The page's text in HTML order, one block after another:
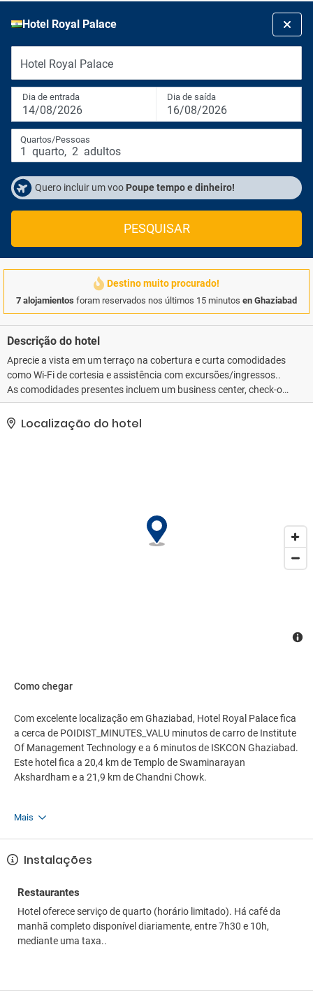
Hotel Royal Palace
Hotel Royal Palace
Dia de entrada
14/08/2026
Dia de saída
16/08/2026
Quartos/Pessoas
1 quarto, 2 adultos
Quero incluir um voo Poupe tempo e dinheiro!
PESQUISAR
Destino muito procurado!
7 alojamientos foram reservados nos últimos 15 minutos en Ghaziabad
Descrição do hotel
Aprecie a vista em um terraço na cobertura e curta comodidades
como Wi-Fi de cortesia e assistência com excursões/ingressos..
As comodidades presentes incluem um business center, check-out
expresso e balcão de recepção 24 horas. Estacionamento grátis
sem manobrista está disponível no local..
Localização do hotel
Como chegar
Com excelente localização em Ghaziabad, Hotel Royal Palace fica
a cerca de POIDIST_MINUTES_VALU minutos de carro de Institute
Of Management Technology e a 6 minutos de ISKCON Ghaziabad.
Este hotel fica a 20,4 km de Templo de Swaminarayan
Akshardham e a 21,9 km de Chandni Chowk.
Mais
Instalações
Restaurantes
Hotel oferece serviço de quarto (horário limitado). Há café da
manhã completo disponível diariamente, entre 7h30 e 10h,
mediante uma taxa..